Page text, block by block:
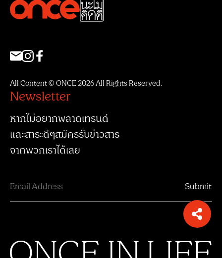
All Content © ONCE 2026 All Rights Reserved.
Newsletter
หากไม่อยากพลาดเทรนด์
และสาระดีๆสมัครรับข่าวสาร
จากพวกเราได้เลย